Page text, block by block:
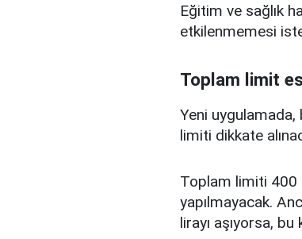
Eğitim ve sağlık
etkilenmemesi
Toplam limit
Yeni uygulamada,
limiti dikkate
Toplam limiti 400
yapılmayacak.
lirayı aşıyorsa,